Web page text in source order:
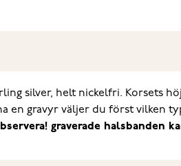
silver, helt nickelfri. Korsets
en gravyr väljer du först vilken
graverade halsbanden